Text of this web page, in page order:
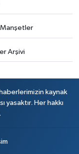
Manşetler
Arşivi
kaynak
yasaktır. Her hakkı